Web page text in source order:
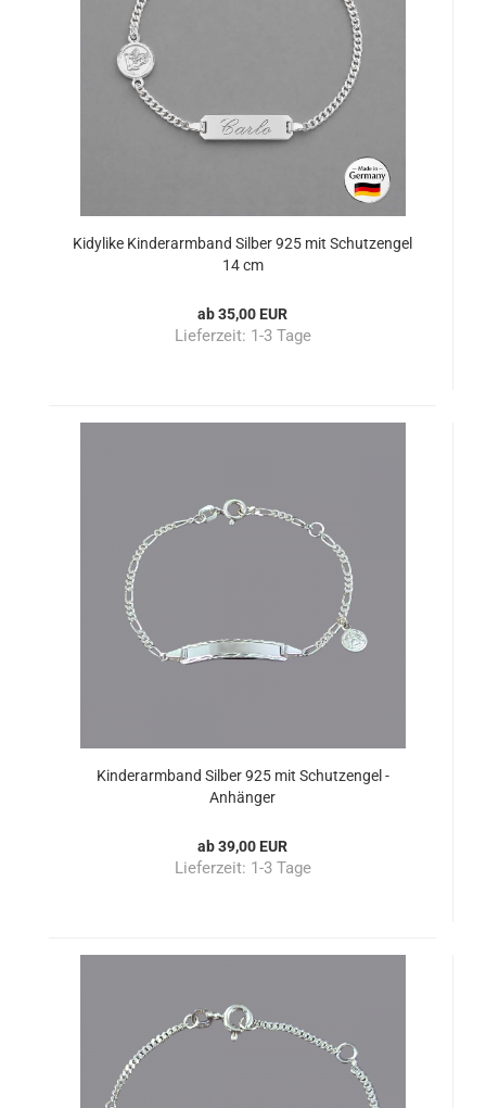
Kidylike Kinderarmband Silber 925 mit Schutzengel
14 cm
ab 35,00 EUR
Lieferzeit: 1-3 Tage
Kinderarmband Silber 925 mit Schutzengel -
Anhänger
ab 39,00 EUR
Lieferzeit: 1-3 Tage